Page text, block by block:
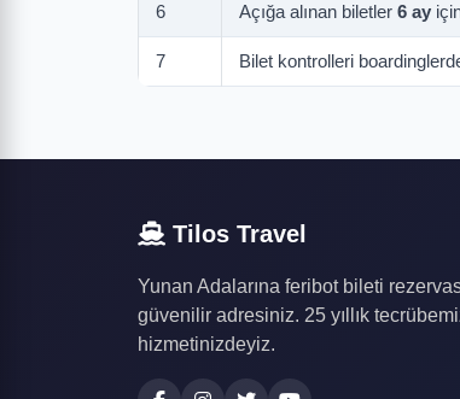
6 Açığa alınan biletler 6 ay
7 Bilet kontrolleri
Tilos Travel
Yunan Adalarına feribot bileti
güvenilir adresiniz. 25 yıllık
hizmetinizdeyiz.